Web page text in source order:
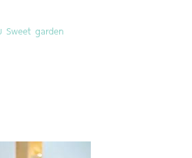
Sweet garden